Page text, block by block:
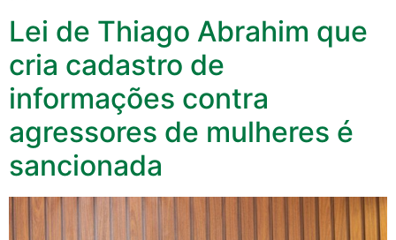
Lei de Thiago Abrahim que
cria cadastro de
informações contra
agressores de mulheres é
sancionada